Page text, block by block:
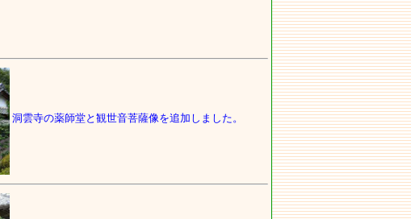
洞雲寺の薬師堂と観世音菩薩像を追加しました。